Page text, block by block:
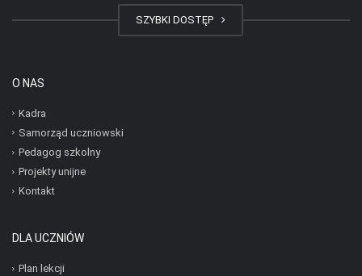
SZYBKI DOSTĘP
O NAS
Kadra
Samorząd uczniowski
Pedagog szkolny
Projekty unijne
Kontakt
DLA UCZNIÓW
Plan lekcji